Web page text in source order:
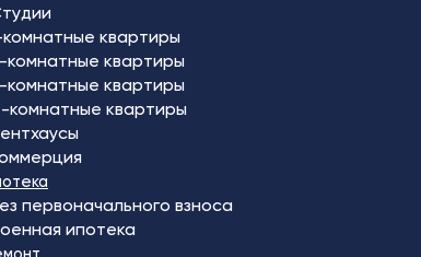
комнатные квартиры
комнатные квартиры
комнатные квартиры
комнатные квартиры
первоначального взноса
ипотека